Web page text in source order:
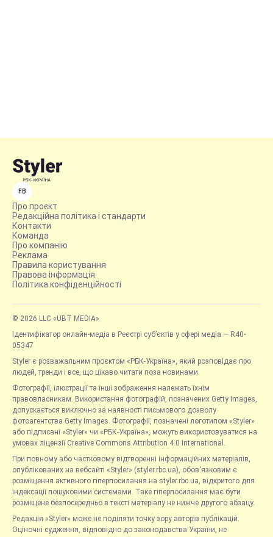
FB
Про проєкт
Редакційна політика і стандарти
Контакти
Команда
Про компанію
Реклама
Правила користування
Правова інформація
Політика конфіденційності
© 2026 LLC «UBT MEDIA»
Ідентифікатор онлайн-медіа в Реєстрі суб’єктів у сфері медіа — R40-
05347
Styler є розважальним проєктом «РБК-Україна», який розповідає про
людей, тренди і все, що цікаво читати поза новинами.
Фотографії, ілюстрації та інші зображення належать їхнім
правовласникам. Використання фотографій, позначених Getty Images,
допускається виключно за наявності письмового дозволу
фотоагентства Getty Images. Фотографії, позначені логотипом «Styler»
або підписані «Styler» чи «РБК-Україна», можуть використовуватися на
умовах ліцензії Creative Commons Attribution 4.0 International.
При повному або частковому відтворенні інформаційних матеріалів,
опублікованих на вебсайті «Styler» (styler.rbc.ua), обов'язковим є
розміщення активного гіперпосилання на styler.rbc.ua, відкритого для
індексації пошуковими системами. Таке гіперпосилання має бути
розміщене безпосередньо в тексті матеріалу не нижче другого абзацу.
Редакція «Styler» може не поділяти точку зору авторів публікацій.
Оціночні судження, відповідно до законодавства України, не